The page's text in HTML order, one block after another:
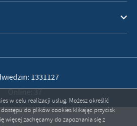
1331127
w celu realizacji usług. Możesz określić
do plików cookies klikając przycisk
więcej zachęcamy do zapoznania się z
WYBRANE